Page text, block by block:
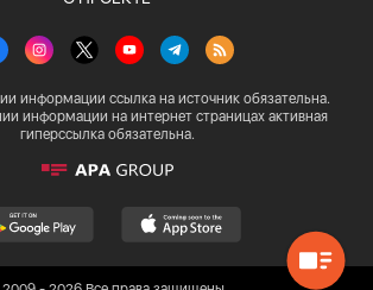
информации ссылка на источник обязательна.
информации на интернет страницах активная
гиперссылка обязательна.